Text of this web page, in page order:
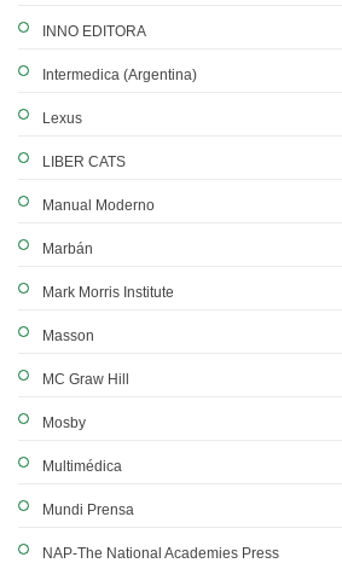
INNO EDITORA
Intermedica (Argentina)
Lexus
LIBER CATS
Manual Moderno
Marbán
Mark Morris Institute
Masson
MC Graw Hill
Mosby
Multimédica
Mundi Prensa
NAP-The National Academies Press